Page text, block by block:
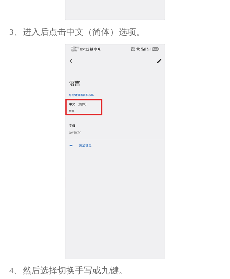
3、进入后点击中文（简体）选项。
4、然后选择切换手写或九键。